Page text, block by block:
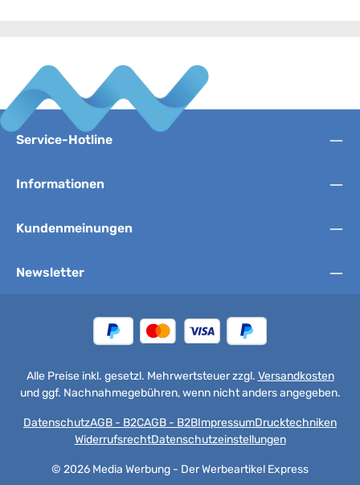
Service-Hotline
Informationen
Kundenmeinungen
Newsletter
Alle Preise inkl. gesetzl. Mehrwertsteuer zzgl. Versandkosten
und ggf. Nachnahmegebühren, wenn nicht anders angegeben.
© 2026 Media Werbung - Der Werbeartikel Express
DatenschutzAGB - B2CAGB - B2BImpressumDrucktechniken
WiderrufsrechtDatenschutzeinstellungen